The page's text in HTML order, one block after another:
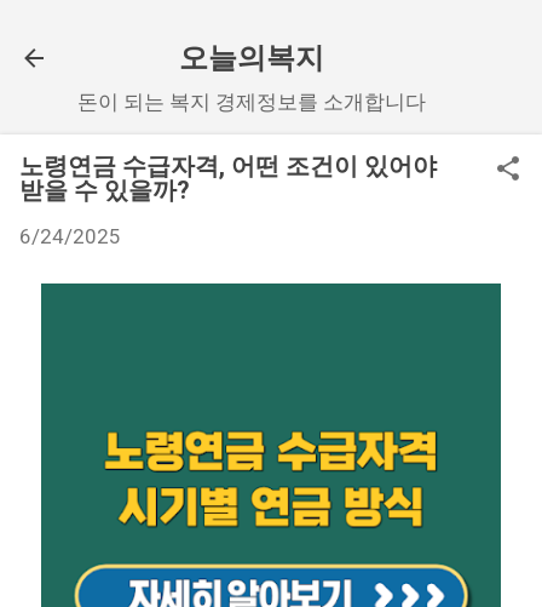
오늘의복지
돈이 되는 복지 경제정보를 소개합니다
노령연금 수급자격, 어떤 조건이 있어야
받을 수 있을까?
6/24/2025